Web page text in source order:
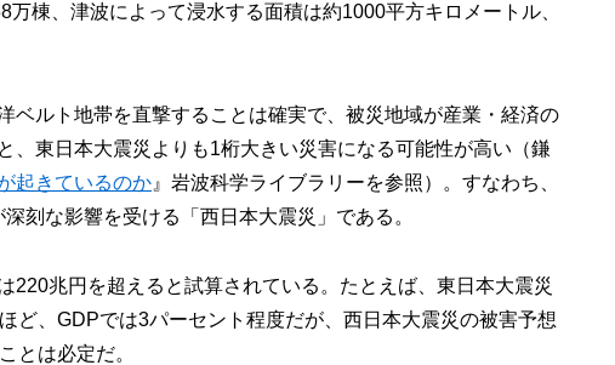
棟、津波によって浸水する面積は約1000平方キロメートル、
ベルト地帯を直撃することは確実で、被災地域が産業・経済の
、東日本大震災よりも1桁大きい災害になる可能性が高い（鎌
起きているのか 』岩波科学ライブラリーを参照）。すなわち、
刻な影響を受ける「西日本大震災」である。
220兆円を超えると試算されている。たとえば、東日本大震災
ど、GDPでは3パーセント程度だが、西日本大震災の被害予想
とは必定だ。